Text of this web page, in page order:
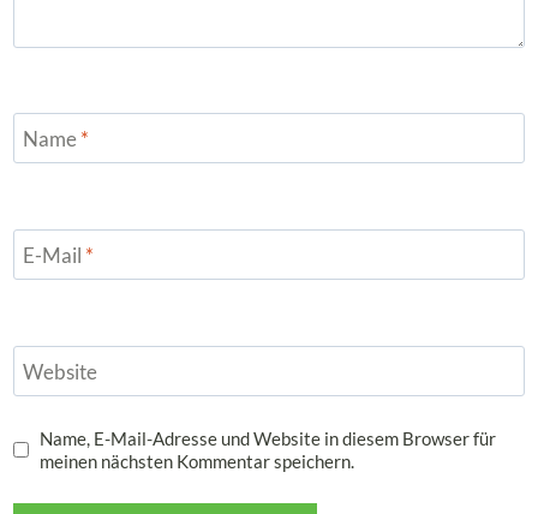
Name*
E-Mail *
Website
Name, E-Mail-Adresse und Website in diesem Browser für
meinen nächsten Kommentar speichern.